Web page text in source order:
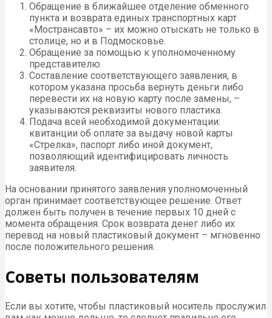
Обращение в ближайшее отделение обменного
пункта и возврата единых транспортных карт
«Мострансавто» – их можно отыскать не только в
столице, но и в Подмосковье.
Обращение за помощью к уполномоченному
представителю.
Составление соответствующего заявления, в
котором указана просьба вернуть деньги либо
перевести их на новую карту после замены, –
указываются реквизиты нового пластика.
Подача всей необходимой документации:
квитанции об оплате за выдачу новой карты
«Стрелка», паспорт либо иной документ,
позволяющий идентифицировать личность
заявителя.
На основании принятого заявления уполномоченный
орган принимает соответствующее решение. Ответ
должен быть получен в течение первых 10 дней с
момента обращения. Срок возврата денег либо их
перевод на новый пластиковый документ – мгновенно
после положительного решения.
Советы пользователям
Если вы хотите, чтобы пластиковый носитель прослужил